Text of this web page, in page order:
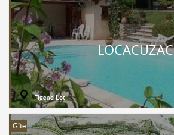
LOCACUZAC
Figeac, Lot
Gîte